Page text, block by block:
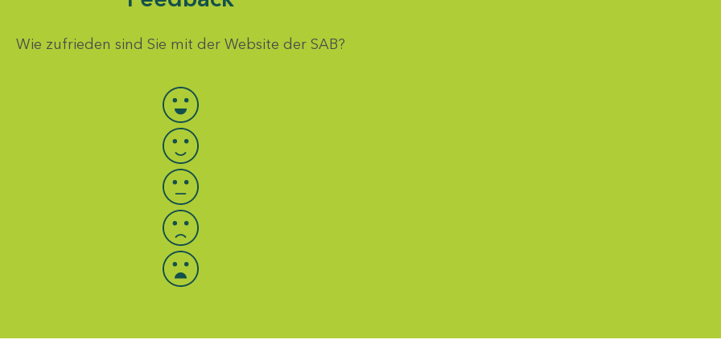
Wie zufrieden sind Sie mit der Website der SAB?
Bewertung auswählen